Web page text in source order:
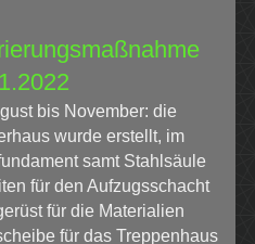
bis November: die
wurde erstellt, im
samt Stahlsäule
für den Aufzugsschacht
für die Materialien
für das Treppenhaus